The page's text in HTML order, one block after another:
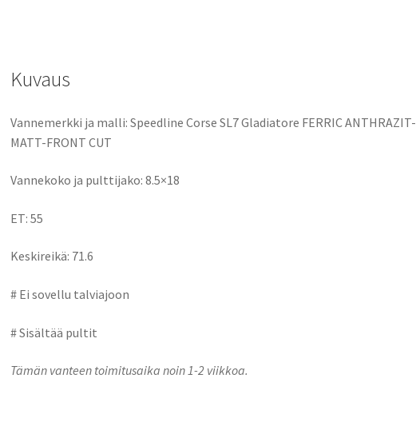
k
Kuvaus
Vannemerkki ja malli: Speedline Corse SL7 Gladiatore FERRIC ANTHRAZIT-
MATT-FRONT CUT
Vannekoko ja pulttijako: 8.5×18
ET: 55
Keskireikä: 71.6
# Ei sovellu talviajoon
# Sisältää pultit
Tämän vanteen toimitusaika noin 1-2 viikkoa.